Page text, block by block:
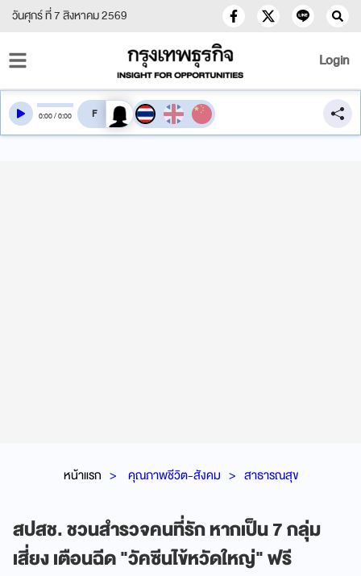
วันศุกร์ ที่ 7 สิงหาคม 2569
Login
หน้าแรก คุณภาพชีวิต-สังคม สาธารณสุข
สปสช. ชวนสำรวจคนที่รัก หากเป็น 7 กลุ่ม
เสี่ยง เตือนฉีด "วัคซีนไข้หวัดใหญ่" ฟรี
0:00/0:00 สลับเสียงอ่าน